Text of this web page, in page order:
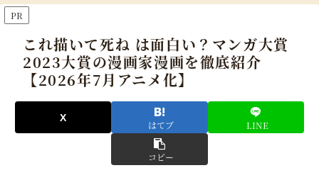
PR
これ描いて死ね は面白い？マンガ大賞
2023大賞の漫画家漫画を徹底紹介
【2026年7月アニメ化】
はてブ LINE
コピー